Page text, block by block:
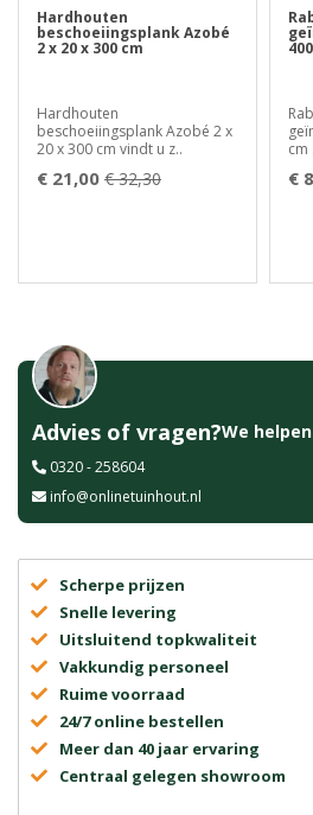
Hardhouten
beschoeiingsplank Azobé
2 x 20 x 300 cm
Hardhouten
beschoeiingsplank Azobé 2 x
20 x 300 cm vindt u z..
€ 21,00 € 32,30
cm
€
Advies of vragen?We
0320 - 258604
info@onlinetuinhout.nl
Scherpe prijzen
Snelle levering
Uitsluitend topkwaliteit
Vakkundig personeel
Ruime voorraad
24/7 online bestellen
Meer dan 40 jaar ervaring
Centraal gelegen showroom